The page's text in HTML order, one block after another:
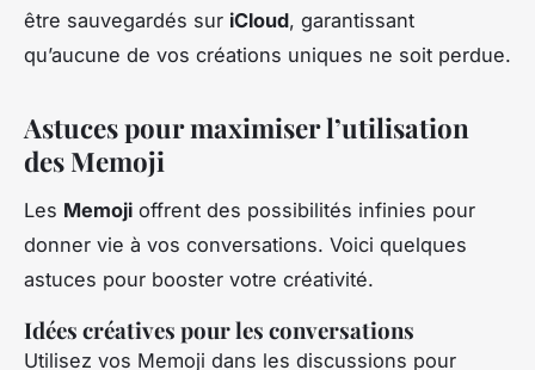
être sauvegardés sur iCloud, garantissant
qu’aucune de vos créations uniques ne soit perdue.
Astuces pour maximiser l’utilisation
des Memoji
Les Memoji offrent des possibilités infinies pour
donner vie à vos conversations. Voici quelques
astuces pour booster votre créativité.
Idées créatives pour les conversations
Utilisez vos Memoji dans les discussions pour